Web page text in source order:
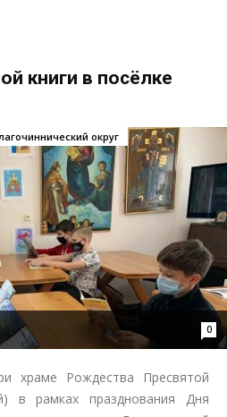
книги в посёлке
0
округ
храме Рождества Пресвятой
в рамках празднования Дня